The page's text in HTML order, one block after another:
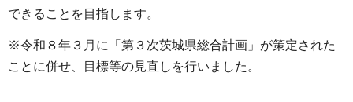
できることを目指します。
※令和８年３月に「第３次茨城県総合計画」が策定された
ことに併せ、目標等の見直しを行いました。